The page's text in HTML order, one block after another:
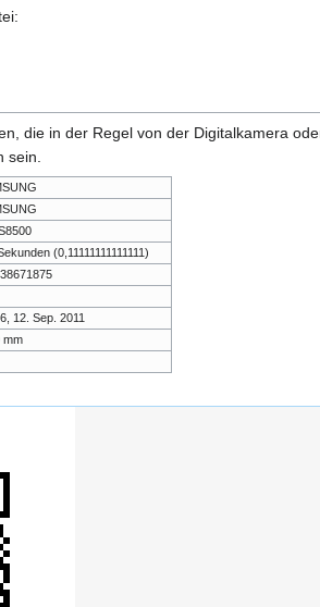
die in der Regel von der Digitalkamera
sein.
(0,11111111111111)
12. Sep. 2011
mm